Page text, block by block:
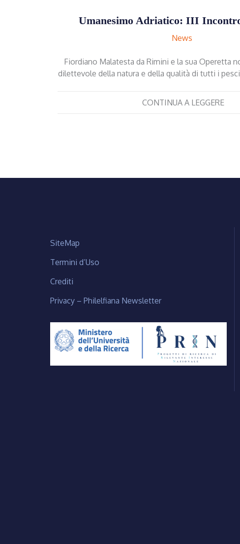
Umanesimo Adriatico: III
News
Fiordiano Malatesta da Rimini e la sua Operetta
dilettevole della natura e della qualità di tutti i
CONTINUA A LEGGERE
SiteMap
Termini d’Uso
Crediti
Privacy – Philelfiana Newsletter